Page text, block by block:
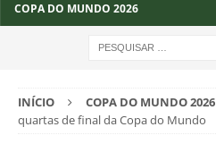
COPA DO MUNDO 2026
INÍCIO COPA DO MUNDO 2026
quartas de final da Copa do Mundo